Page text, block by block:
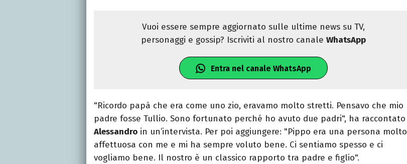
Vuoi essere sempre aggiornato sulle ultime news su TV,
personaggi e gossip? Iscriviti al nostro canaleWhatsApp
Entra nel canale WhatsApp
"Ricordo papà che era come uno zio, eravamo molto stretti. Pensavo che mio
padre fosse Tullio. Sono fortunato perché ho avuto due padri", ha raccontato
Alessandro in un’intervista. Per poi aggiungere: "Pippo era una persona molto
affettuosa con me e mi ha sempre voluto bene. Ci sentiamo spesso e ci
vogliamo bene. Il nostro è un classico rapporto tra padre e figlio".